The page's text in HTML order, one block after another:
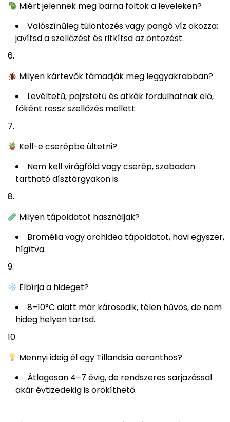
Miért jelennek meg barna foltok a leveleken?
Valószínűleg túlöntözés vagy pangó víz okozza;
javítsd a szellőzést és ritkítsd az öntözést.
Milyen kártevők támadják meg leggyakrabban?
Levéltetű, pajzstetű és atkák fordulhatnak elő,
főként rossz szellőzés mellett.
Kell-e cserépbe ültetni?
Nem kell virágföld vagy cserép, szabadon
tartható dísztárgyakon is.
Milyen tápoldatot használjak?
Bromélia vagy orchidea tápoldatot, havi egyszer,
hígítva.
Elbírja a hideget?
8–10°C alatt már károsodik, télen hűvös, de nem
hideg helyen tartsd.
Mennyi ideig él egy Tillandsia aeranthos?
Átlagosan 4–7 évig, de rendszeres sarjazással
akár évtizedekig is örökíthető.